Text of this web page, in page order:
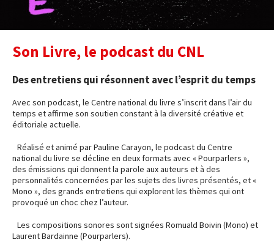
Son Livre, le podcast du CNL
Des entretiens qui résonnent avec l’esprit du temps
Avec son podcast, le Centre national du livre s’inscrit dans l’air du
temps et affirme son soutien constant à la diversité créative et
éditoriale actuelle.
Réalisé et animé par Pauline Carayon, le podcast du Centre
national du livre se décline en deux formats avec « Pourparlers »,
des émissions qui donnent la parole aux auteurs et à des
personnalités concernées par les sujets des livres présentés, et «
Mono », des grands entretiens qui explorent les thèmes qui ont
provoqué un choc chez l’auteur.
Les compositions sonores sont signées Romuald Boivin (Mono) et
Laurent Bardainne (Pourparlers).